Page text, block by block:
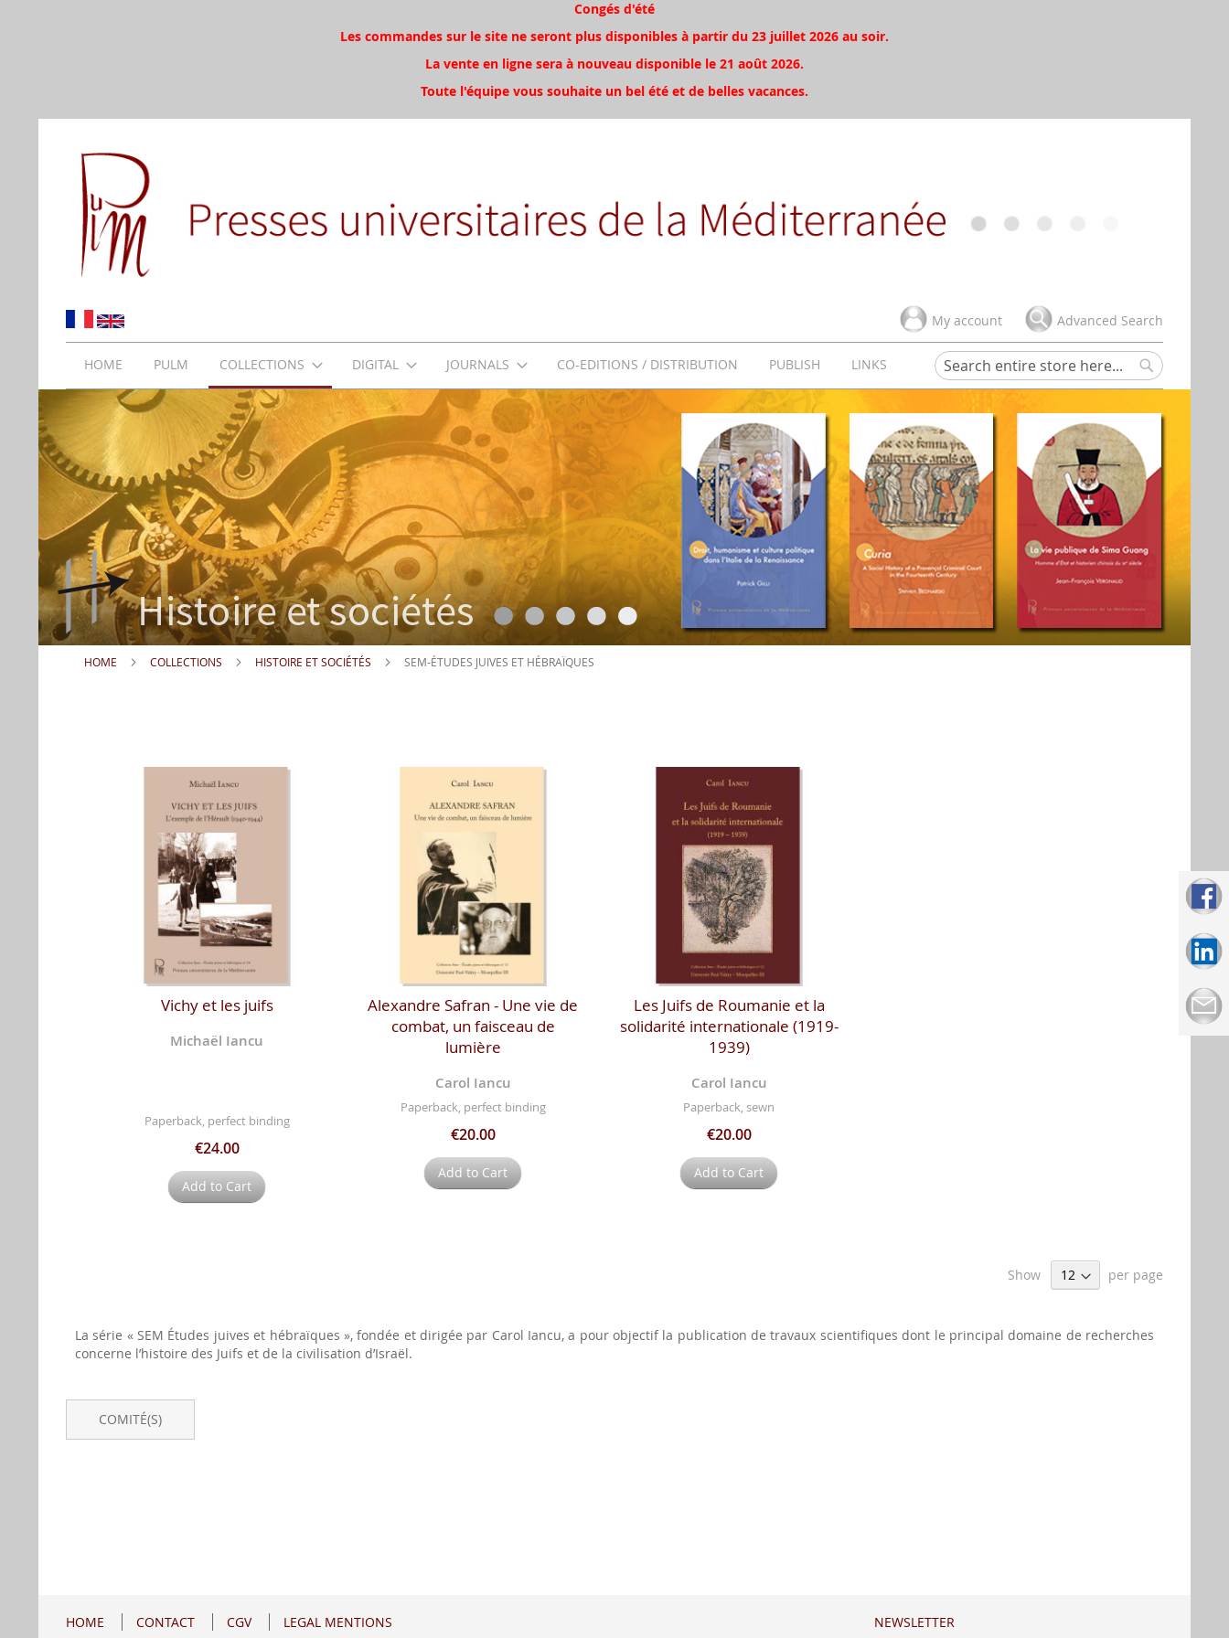
Congés d'été
Les commandes sur le site ne seront plus disponibles à partir du 23 juillet 2026 au soir.
La vente en ligne sera à nouveau disponible le 21 août 2026.
Toute l'équipe vous souhaite un bel été et de belles vacances.
My account Advanced Search
HOME PULM COLLECTIONS DIGITAL JOURNALS CO-EDITIONS / DISTRIBUTION PUBLISH
LINKS
Search
Search
HOME COLLECTIONS HISTOIRE ET SOCIÉTÉS SEM-ÉTUDES JUIVES ET HÉBRAÏQUES
Vichy et les juifs
Michaël Iancu
Paperback, perfect binding
€24.00
Add to Cart
Alexandre Safran - Une vie de
combat, un faisceau de
lumière
Carol Iancu
Paperback, perfect binding
€20.00
Add to Cart
Les Juifs de Roumanie et la
solidarité internationale (1919-
1939)
Carol Iancu
Paperback, sewn
€20.00
Add to Cart
Show per page
La série « SEM Études juives et hébraïques », fondée et dirigée par Carol Iancu, a pour objectif la publication de travaux scientifiques dont le principal domaine de recherches
concerne l’histoire des Juifs et de la civilisation d’Israël.
COMITÉ(S)
NEWSLETTER
HOME CONTACT CGV LEGAL MENTIONS